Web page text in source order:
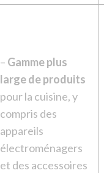
– Gamme plus
large de produits
pour la cuisine, y
compris des
appareils
électroménagers
et des accessoires